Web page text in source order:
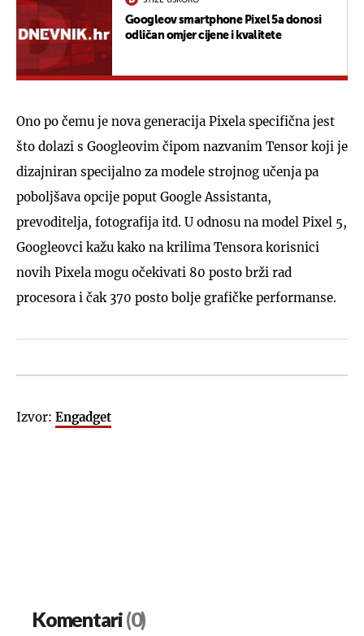
Googleov smartphone Pixel 5a donosi
odličan omjer cijene i kvalitete
Ono po čemu je nova generacija Pixela specifična jest
što dolazi s Googleovim čipom nazvanim Tensor koji je
dizajniran specijalno za modele strojnog učenja pa
poboljšava opcije poput Google Assistanta,
prevoditelja, fotografija itd. U odnosu na model Pixel 5,
Googleovci kažu kako na krilima Tensora korisnici
novih Pixela mogu očekivati 80 posto brži rad
procesora i čak 370 posto bolje grafičke performanse.
Izvor: Engadget
Komentari(0)